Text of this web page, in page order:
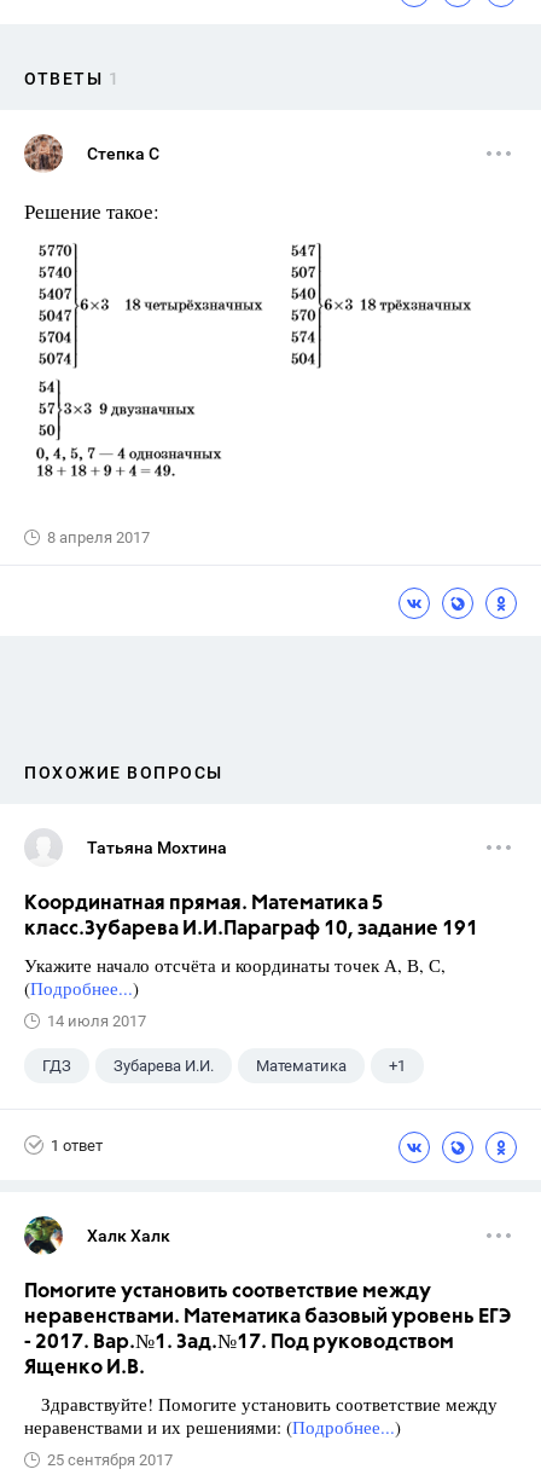
ОТВЕТЫ 1
Степка С
Решение такое:
8 апреля 2017
ПОХОЖИЕ ВОПРОСЫ
Татьяна Мохтина
Координатная прямая. Математика 5
класс.Зубарева И.И.Параграф 10, задание 191
Укажите начало отсчёта и координаты точек А, В, С,
(Подробнее...)
14 июля 2017
ГДЗ Зубарева И.И. Математика +1
1 ответ
Халк Халк
Помогите установить соответствие между
неравенствами. Математика базовый уровень ЕГЭ
- 2017. Вар.№1. Зад.№17. Под руководством
Ященко И.В.
Здравствуйте! Помогите установить соответствие между
неравенствами и их решениями: (Подробнее...)
25 сентября 2017